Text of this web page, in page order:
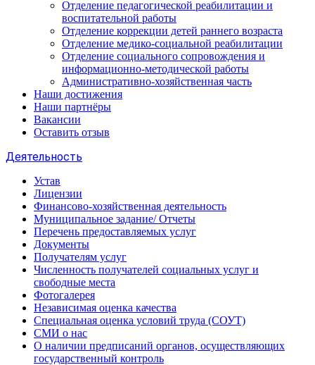
Отделение педагогической реабилитации и
воспитательной работы
Отделение коррекции детей раннего возраста
Отделение медико-социальной реабилитации
Отделение социального сопровождения и
информационно-методической работы
Административно-хозяйственная часть
Наши достижения
Наши партнёры
Вакансии
Оставить отзыв
Деятельность
Устав
Лицензии
Финансово-хозяйственная деятельность
Муниципальное задание/ Отчеты
Перечень предоставляемых услуг
Документы
Получателям услуг
Численность получателей социальных услуг и
свободные места
Фотогалерея
Независимая оценка качества
Специальная оценка условий труда (СОУТ)
СМИ о нас
О наличии предписаний органов, осуществляющих
государственный контроль